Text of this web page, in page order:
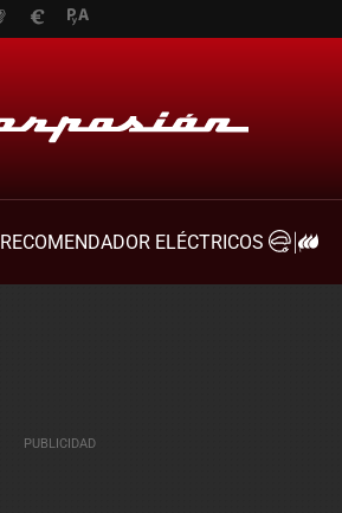
RECOMENDADOR ELÉCTRICOS